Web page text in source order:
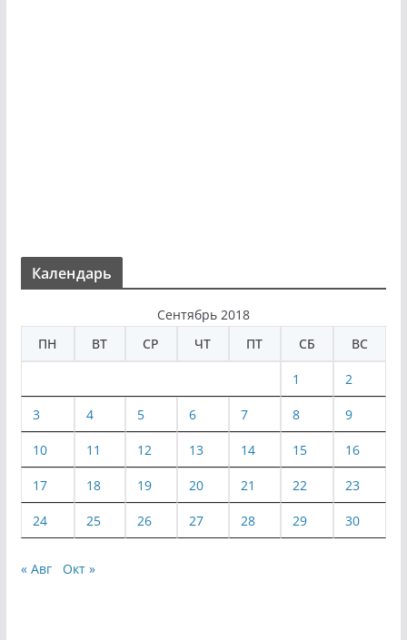
Календарь
Сентябрь 2018
ПН
ВТ СР ЧТ ПТ СБ ВС
1 2
3 4 5 6 7 8 9
10 11 12 13 14 15 16
17 18 19 20 21 22 23
24 25 26 27 28 29 30
« Авг Окт »